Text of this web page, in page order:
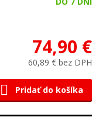
74,90 €
60,89 € bez DPH
Pridať do košíka